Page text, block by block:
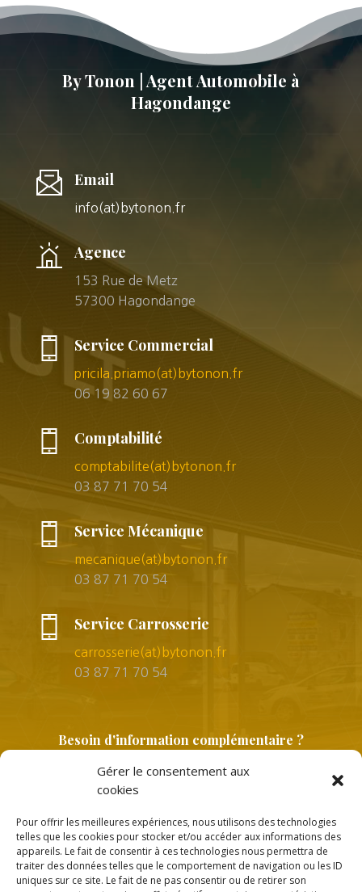
Gérer le consentement aux
cookies
Pour offrir les meilleures expériences, nous utilisons des technologies
telles que les cookies pour stocker et/ou accéder aux informations des
appareils. Le fait de consentir à ces technologies nous permettra de
traiter des données telles que le comportement de navigation ou les ID
uniques sur ce site. Le fait de ne pas consentir ou de retirer son
By Tonon | Agent Automobile à
Hagondange
Email
info(at)bytonon.fr
Agence
153 Rue de Metz
57300 Hagondange
Service Commercial
pricila.priamo(at)bytonon.fr
06 19 82 60 67
Comptabilité
comptabilite(at)bytonon.fr
03 87 71 70 54
Service Mécanique
mecanique(at)bytonon.fr
03 87 71 70 54
Service Carrosserie
carrosserie(at)bytonon.fr
03 87 71 70 54
Besoin d'information complémentaire ?
Copyright © 2026 | Politique de confidentialité